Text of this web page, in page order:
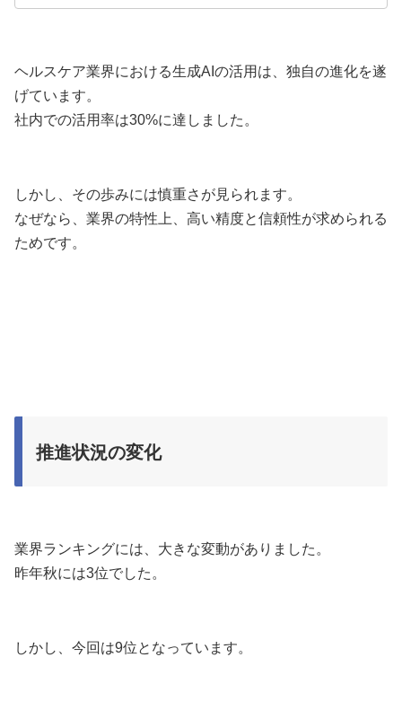
ヘルスケア業界における生成AIの活用は、独自の進化を遂
げています。
社内での活用率は30%に達しました。
しかし、その歩みには慎重さが見られます。
なぜなら、業界の特性上、高い精度と信頼性が求められる
ためです。
推進状況の変化
業界ランキングには、大きな変動がありました。
昨年秋には3位でした。
しかし、今回は9位となっています。